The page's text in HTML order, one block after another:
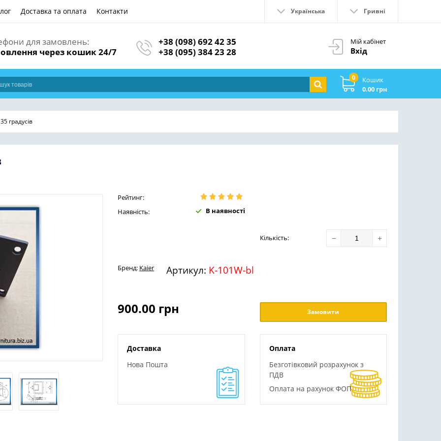
Доставка та оплата Контакти Українська Гривні
Мій кабінет
Вхід
для замовлень:
через кошик 24/7
+38 (098) 692 42 35
+38 (095) 384 23 28
0
Кошик
0.00 грн
градусів
Рейтинг:
Наявність:
В наявності
Кількість: − +
Бренд: Kaier Артикул: K-101W-bl
900.00 грн Замовити
Доставка
Нова Пошта
Оплата
Безготівковий розрахунок з
ПДВ
Оплата на рахунок ФОП